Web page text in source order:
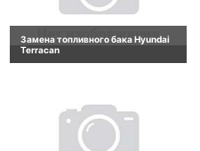
Замена топливного бака Hyundai
Terracan